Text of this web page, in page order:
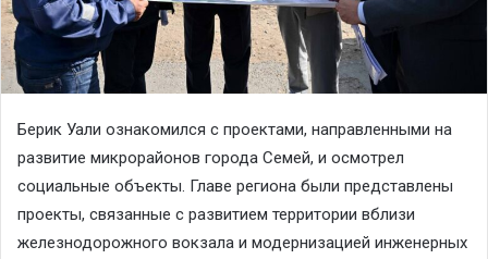
Берик Уали ознакомился с проектами, направленными на
развитие микрорайонов города Семей, и осмотрел
социальные объекты. Главе региона были представлены
проекты, связанные с развитием территории вблизи
железнодорожного вокзала и модернизацией инженерных